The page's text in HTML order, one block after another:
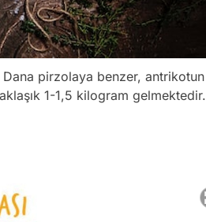
Dana pirzolaya benzer, antrikotun
1-1,5 kilogram gelmektedir.